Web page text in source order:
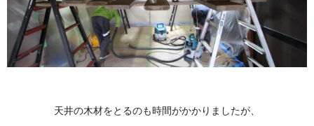
天井の木材をとるのも時間がかかりましたが、